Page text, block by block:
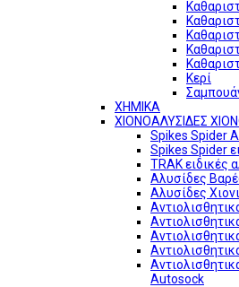
Κερί
ΧΗΜΙΚΑ
ΧΙΟΝΟΑΛΥΣΙΔΕΣ
Spikes Spider
Spikes Spider
TRAK ειδικές
Αλυσίδες
Αλυσίδες
Autosock